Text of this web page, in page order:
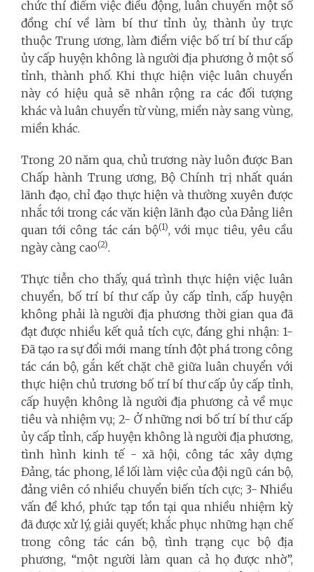
chức thí điểm việc điều động, luân chuyển một số
đồng chí về làm bí thư tỉnh ủy, thành ủy trực
thuộc Trung ương, làm điểm việc bố trí bí thư cấp
ủy cấp huyện không là người địa phương ở một số
tỉnh, thành phố. Khi thực hiện việc luân chuyển
này có hiệu quả sẽ nhân rộng ra các đối tượng
khác và luân chuyển từ vùng, miền này sang vùng,
miền khác.
Trong 20 năm qua, chủ trương này luôn được Ban
Chấp hành Trung ương, Bộ Chính trị nhất quán
lãnh đạo, chỉ đạo thực hiện và thường xuyên được
nhắc tới trong các văn kiện lãnh đạo của Đảng liên
quan tới công tác cán bộ(1), với mục tiêu, yêu cầu
ngày càng cao(2).
Thực tiễn cho thấy, quá trình thực hiện việc luân
chuyển, bố trí bí thư cấp ủy cấp tỉnh, cấp huyện
không phải là người địa phương thời gian qua đã
đạt được nhiều kết quả tích cực, đáng ghi nhận: 1-
Đã tạo ra sự đổi mới mang tính đột phá trong công
tác cán bộ, gắn kết chặt chẽ giữa luân chuyển với
thực hiện chủ trương bố trí bí thư cấp ủy cấp tỉnh,
cấp huyện không là người địa phương cả về mục
tiêu và nhiệm vụ; 2- Ở những nơi bố trí bí thư cấp
ủy cấp tỉnh, cấp huyện không là người địa phương,
tình hình kinh tế - xã hội, công tác xây dựng
Đảng, tác phong, lề lối làm việc của đội ngũ cán bộ,
đảng viên có nhiều chuyển biến tích cực; 3- Nhiều
vấn đề khó, phức tạp tồn tại qua nhiều nhiệm kỳ
đã được xử lý, giải quyết; khắc phục những hạn chế
trong công tác cán bộ, tình trạng cục bộ địa
phương, “một người làm quan cả họ được nhờ”,